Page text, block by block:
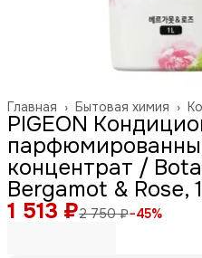
Бытовая химия ›
Главная ›
PIGEON
концентрат /
Bergamot & Rose,
1 513 ₽2 750 ₽−45%